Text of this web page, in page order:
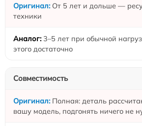
От 5 лет и дольше —
техники
3–5 лет при обычной
этого достаточно
Совместимость
Полная: деталь
вашу модель, подгонять ничего не